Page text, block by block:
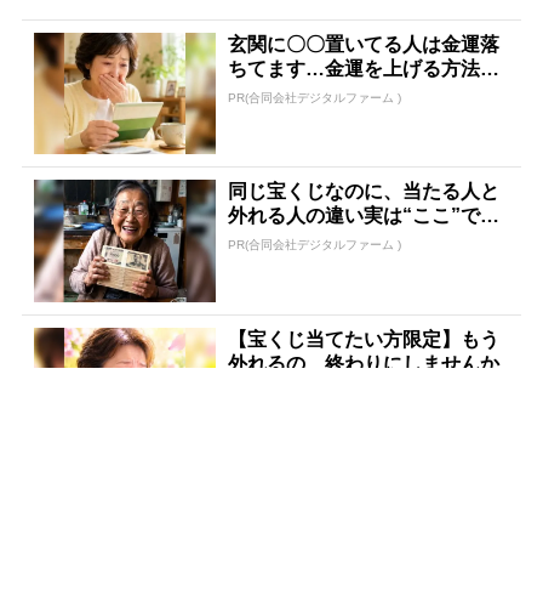
玄関に〇〇置いてる人は金運落
ちてます…金運を上げる方法と
は
PR(合同会社デジタルファーム )
同じ宝くじなのに、当たる人と
外れる人の違い実は“ここ”でし
た
PR(合同会社デジタルファーム )
【宝くじ当てたい方限定】もう
外れるの、終わりにしませんか